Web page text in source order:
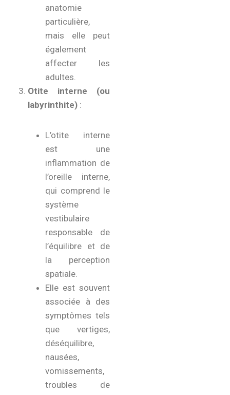
anatomie
particulière,
mais elle peut
également
affecter les
adultes.
Otite interne (ou
labyrinthite) :
L’otite interne
est une
inflammation de
l’oreille interne,
qui comprend le
système
vestibulaire
responsable de
l’équilibre et de
la perception
spatiale.
Elle est souvent
associée à des
symptômes tels
que vertiges,
déséquilibre,
nausées,
vomissements,
troubles de